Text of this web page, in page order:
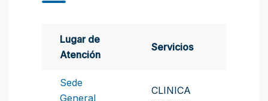
Lugar de
Atención
Servicios
Sede
General
CLINICA